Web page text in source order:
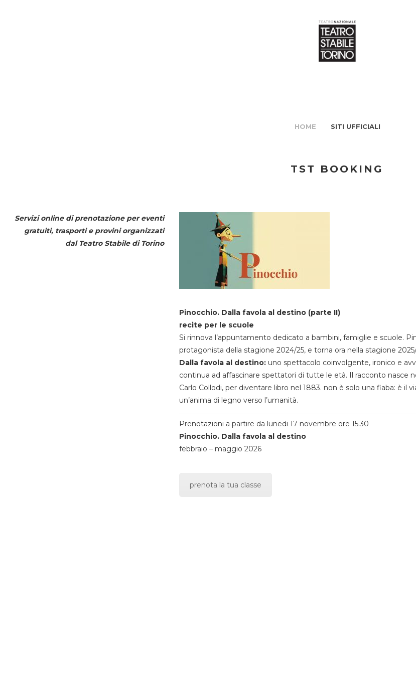
HOME SITI UFFICIALI
TST BOOKING
Servizi online di prenotazione per eventi
gratuiti, trasporti e provini organizzati
dal Teatro Stabile di Torino
Pinocchio. Dalla favola al destino (parte II)
recite per le scuole
Si rinnova l’appuntamento dedicato a bambini, famiglie e scuole.
protagonista della stagione 2024/25, e torna ora nella stagione
Dalla favola al destino:uno spettacolo coinvolgente, ironico e
continua ad affascinare spettatori di tutte le età. Il racconto nasce
Carlo Collodi, per diventare libro nel 1883. non è solo una fiaba: è il
un’anima di legno verso l’umanità.
Prenotazioni a partire da lunedi 17 novembre ore 15.30
Pinocchio. Dalla favola al destino
febbraio – maggio 2026
prenota la tua classe